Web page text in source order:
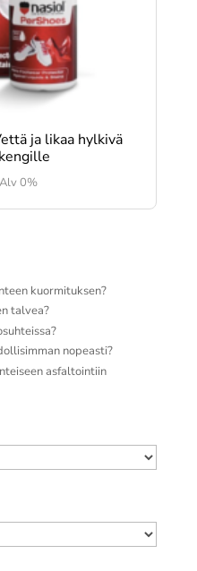
ja likaa hylkivä
Alv 0%
kuormituksen?
talvea?
nopeasti?
asfaltointiin